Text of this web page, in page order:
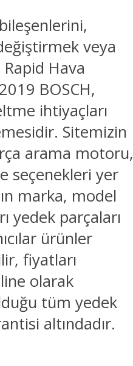
veya
Hava
BOSCH,
ihtiyaçları
Sitemizin
arama motoru,
seçenekleri yer
marka, model
yedek parçaları
ürünler
fiyatları
olarak
tüm yedek
altındadır.